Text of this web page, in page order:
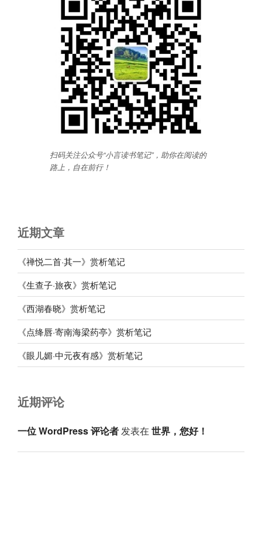
扫码关注公众号“小言读书笔记”，助你在阅读的
路上，自在前行！
近期文章
《禅悦二首·其一》赏析笔记
《生查子·旅夜》赏析笔记
《西湖春晓》赏析笔记
《点绛唇·寄南海梁药亭》赏析笔记
《眼儿媚·中元夜有感》赏析笔记
近期评论
一位 WordPress 评论者发表在 世界，您好！